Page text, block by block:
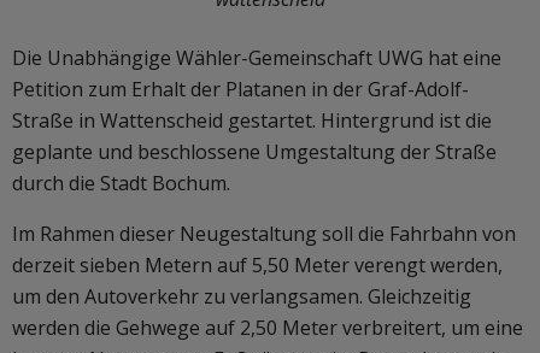
Die Unabhängige Wähler-Gemeinschaft UWG hat eine
Petition zum Erhalt der Platanen in der Graf-Adolf-
Straße in Wattenscheid gestartet. Hintergrund ist die
geplante und beschlossene Umgestaltung der Straße
durch die Stadt Bochum.
Im Rahmen dieser Neugestaltung soll die Fahrbahn von
derzeit sieben Metern auf 5,50 Meter verengt werden,
um den Autoverkehr zu verlangsamen. Gleichzeitig
werden die Gehwege auf 2,50 Meter verbreitert, um eine